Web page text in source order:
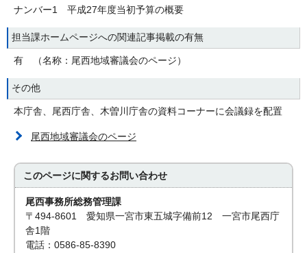
ナンバー1 平成27年度当初予算の概要
担当課ホームページへの関連記事掲載の有無
有 （名称：尾西地域審議会のページ）
その他
本庁舎、尾西庁舎、木曽川庁舎の資料コーナーに会議録を配置
尾西地域審議会のページ
このページに関するお問い合わせ
尾西事務所総務管理課
〒494-8601 愛知県一宮市東五城字備前12 一宮市尾西庁
舎1階
電話：0586-85-8390